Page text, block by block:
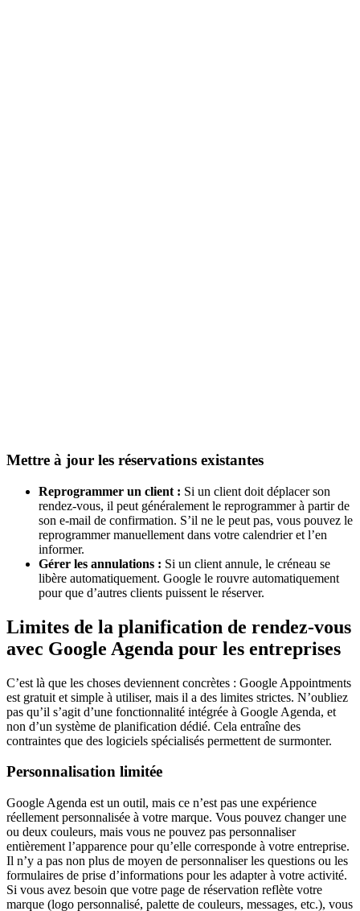
Mettre à jour les réservations existantes
Reprogrammer un client : Si un client doit déplacer son
rendez-vous, il peut généralement le reprogrammer à partir de
son e-mail de confirmation. S’il ne le peut pas, vous pouvez le
reprogrammer manuellement dans votre calendrier et l’en
informer.
Gérer les annulations : Si un client annule, le créneau se
libère automatiquement. Google le rouvre automatiquement
pour que d’autres clients puissent le réserver.
Limites de la planification de rendez-vous
avec Google Agenda pour les entreprises
C’est là que les choses deviennent concrètes : Google Appointments
est gratuit et simple à utiliser, mais il a des limites strictes. N’oubliez
pas qu’il s’agit d’une fonctionnalité intégrée à Google Agenda, et
non d’un système de planification dédié. Cela entraîne des
contraintes que des logiciels spécialisés permettent de surmonter.
Personnalisation limitée
Google Agenda est un outil, mais ce n’est pas une expérience
réellement personnalisée à votre marque. Vous pouvez changer une
ou deux couleurs, mais vous ne pouvez pas personnaliser
entièrement l’apparence pour qu’elle corresponde à votre entreprise.
Il n’y a pas non plus de moyen de personnaliser les questions ou les
formulaires de prise d’informations pour les adapter à votre activité.
Si vous avez besoin que votre page de réservation reflète votre
marque (logo personnalisé, palette de couleurs, messages, etc.), vous